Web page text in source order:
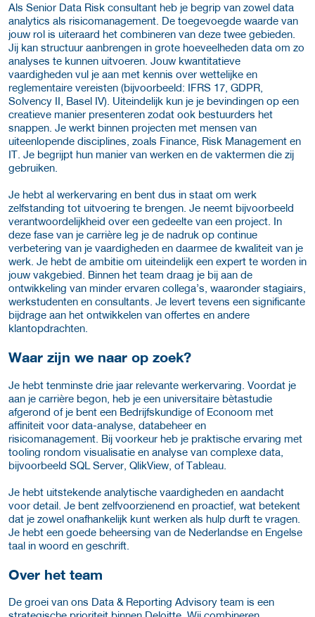
Als Senior Data Risk consultant heb je begrip van zowel data
analytics als risicomanagement. De toegevoegde waarde van
jouw rol is uiteraard het combineren van deze twee gebieden.
Jij kan structuur aanbrengen in grote hoeveelheden data om zo
analyses te kunnen uitvoeren. Jouw kwantitatieve
vaardigheden vul je aan met kennis over wettelijke en
reglementaire vereisten (bijvoorbeeld: IFRS 17, GDPR,
Solvency II, Basel IV). Uiteindelijk kun je je bevindingen op een
creatieve manier presenteren zodat ook bestuurders het
snappen. Je werkt binnen projecten met mensen van
uiteenlopende disciplines, zoals Finance, Risk Management en
IT. Je begrijpt hun manier van werken en de vaktermen die zij
gebruiken.
Je hebt al werkervaring en bent dus in staat om werk
zelfstanding tot uitvoering te brengen. Je neemt bijvoorbeeld
verantwoordelijkheid over een gedeelte van een project. In
deze fase van je carrière leg je de nadruk op continue
verbetering van je vaardigheden en daarmee de kwaliteit van je
werk. Je hebt de ambitie om uiteindelijk een expert te worden in
jouw vakgebied. Binnen het team draag je bij aan de
ontwikkeling van minder ervaren collega’s, waaronder stagiairs,
werkstudenten en consultants. Je levert tevens een significante
bijdrage aan het ontwikkelen van offertes en andere
klantopdrachten.
Waar zijn we naar op zoek?
Je hebt tenminste drie jaar relevante werkervaring. Voordat je
aan je carrière begon, heb je een universitaire bètastudie
afgerond of je bent een Bedrijfskundige of Econoom met
affiniteit voor data-analyse, databeheer en
risicomanagement. Bij voorkeur heb je praktische ervaring met
tooling rondom visualisatie en analyse van complexe data,
bijvoorbeeld SQL Server, QlikView, of Tableau.
Je hebt uitstekende analytische vaardigheden en aandacht
voor detail. Je bent zelfvoorzienend en proactief, wat betekent
dat je zowel onafhankelijk kunt werken als hulp durft te vragen.
Je hebt een goede beheersing van de Nederlandse en Engelse
taal in woord en geschrift.
Over het team
De groei van ons Data & Reporting Advisory team is een